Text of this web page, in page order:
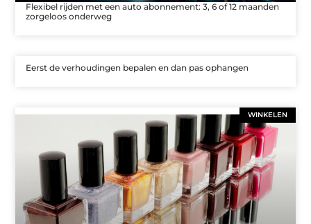
Flexibel rijden met een auto abonnement: 3, 6 of 12 maanden
zorgeloos onderweg
Eerst de verhoudingen bepalen en dan pas ophangen
WINKELEN